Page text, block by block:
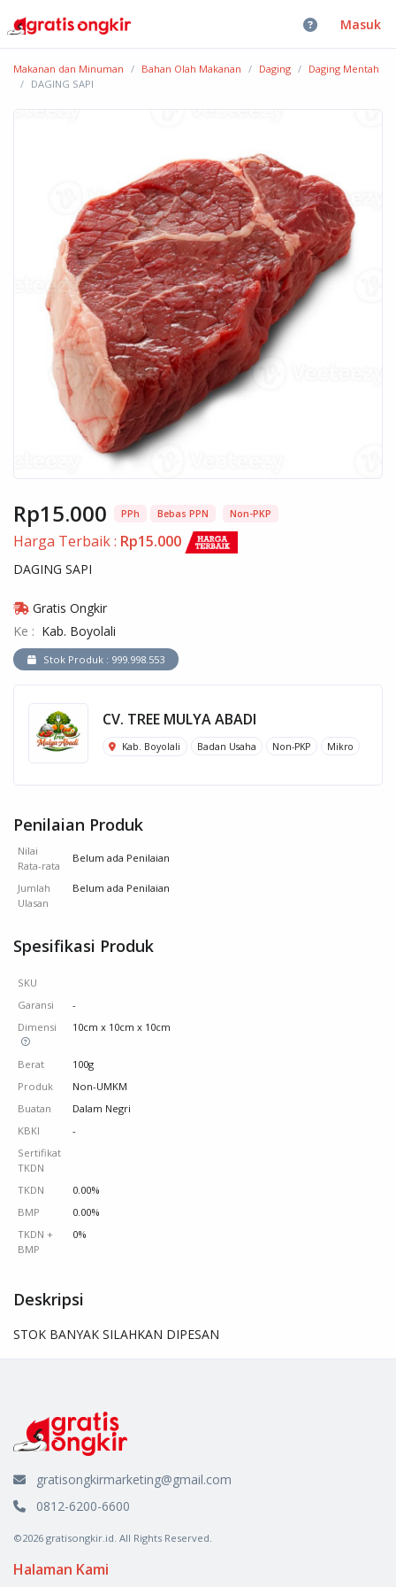
Masuk
Makanan dan Minuman Bahan Olah Makanan Daging
Daging Mentah
DAGING SAPI
Rp15.000 PPh Bebas PPN Non-PKP
Harga Terbaik : Rp15.000
DAGING SAPI
Gratis Ongkir
Ke : Kab. Boyolali
Stok Produk : 999.998.553
CV. TREE MULYA ABADI
Kab. Boyolali Badan Usaha Non-PKP Mikro
Penilaian Produk
Nilai
Rata-rata
Belum ada Penilaian
Jumlah
Ulasan
Belum ada Penilaian
Spesifikasi Produk
SKU
Garansi
-
Dimensi
10cm x 10cm x 10cm
Berat
100g
Produk
Non-UMKM
Buatan
Dalam Negri
KBKI
-
Sertifikat
TKDN
TKDN
0.00%
BMP
0.00%
TKDN +
BMP
0%
Deskripsi
STOK BANYAK SILAHKAN DIPESAN
gratisongkirmarketing@gmail.com
0812-6200-6600
©2026 gratisongkir.id. All Rights Reserved.
Halaman Kami